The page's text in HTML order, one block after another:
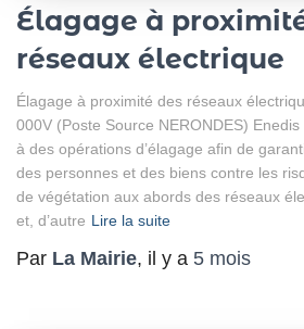
Élagage à
réseaux électrique
Élagage à proximité des réseaux
000V (Poste Source NERONDES)
à des opérations d’élagage afin de
des personnes et des biens contre les
de végétation aux abords des réseaux
et, d’autre Lire la suite
Par La Mairie, il y a 5 mois